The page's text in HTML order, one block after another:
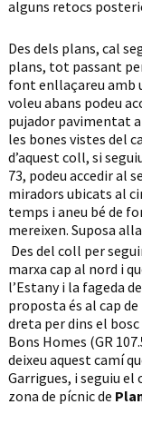
alguns retocs
Des dels plans, cal
plans, tot passant
font enllaçareu amb
voleu abans podeu
pujador pavimentat
les bones vistes del
d’aquest coll, si
73, podeu accedir al
miradors ubicats al
temps i aneu bé de
mereixen. Suposa
Des del coll per
marxa cap al nord i
l’Estany i la fageda
proposta és al cap
dreta per dins el
Bons Homes (GR
deixeu aquest camí
Garrigues, i seguiu
zona de pícnic de